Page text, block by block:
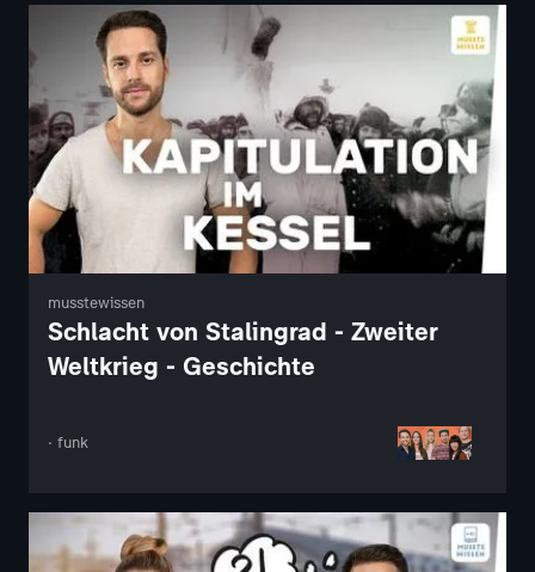
musstewissen
Schlacht von Stalingrad - Zweiter
Weltkrieg - Geschichte
· funk